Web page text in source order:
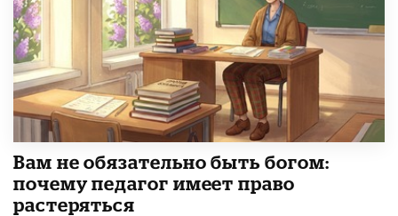
​Вам не обязательно быть богом:
почему педагог имеет право
растеряться